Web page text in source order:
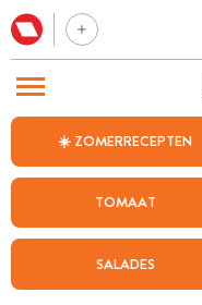
☀️ ZOMERRECEPTEN
TOMAAT
SALADES
BEZOEK ONZE ANDERE
WEEKMENU
CHAT MET MAIA